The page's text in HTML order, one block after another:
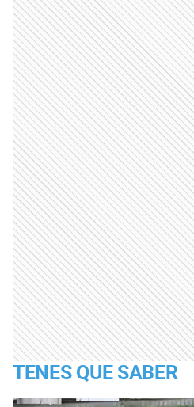
TENES QUE SABER